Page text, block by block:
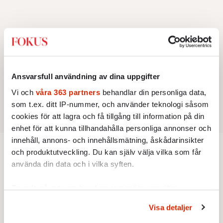
Ansvarsfull användning av dina uppgifter
Vi och våra 363 partners behandlar din personliga data,
som t.ex. ditt IP-nummer, och använder teknologi såsom
cookies för att lagra och få tillgång till information på din
enhet för att kunna tillhandahålla personliga annonser och
innehåll, annons- och innehållsmätning, åskådarinsikter
och produktutveckling. Du kan själv välja vilka som får
använda din data och i vilka syften.
Ta reda på mer om hur dina personliga uppgifter
Du kan ändra eller dra tillbaka ditt samtycke när som
Visa detaljer
Intervju
ett fascinerande mysterium”
Universella teman utforskas i